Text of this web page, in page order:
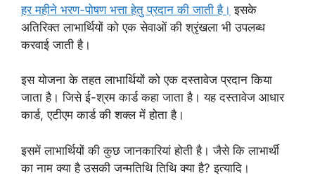
हर महीने भरण-पोषण भत्ता हेतु प्रदान की जाती है। इसके
अतिरिक्त लाभार्थियों को एक सेवाओं की श्रृंखला भी उपलब्ध
करवाई जाती है।
इस योजना के तहत लाभार्थियों को एक दस्तावेज प्रदान किया
जाता है। जिसे ई-श्रम कार्ड कहा जाता है। यह दस्तावेज आधार
कार्ड, एटीएम कार्ड की शक्ल में होता है।
इसमें लाभार्थियों की कुछ जानकारियां होती है। जैसे कि लाभार्थी
का नाम क्या है उसकी जन्मतिथि तिथि क्या है? इत्यादि।